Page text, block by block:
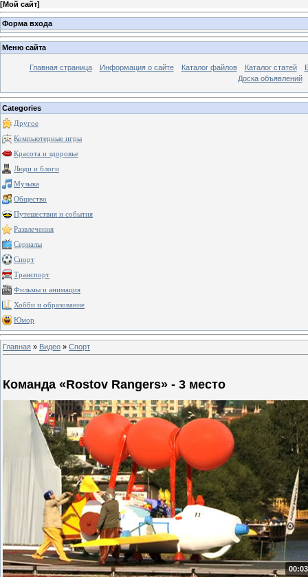
[Мой сайт]
Форма входа
Меню сайта
Главная страница Информация о сайте Каталог файлов Каталог статей
Доска объявлений
Categories
Другое
Компьютерные игры
Красота и здоровье
Люди и блоги
Музыка
Общество
Путешествия и события
Развлечения
Сериалы
Спорт
Транспорт
Фильмы и анимация
Хобби и образование
Юмор
Главная » Видео » Спорт
Команда «Rostov Rangers» - 3 место